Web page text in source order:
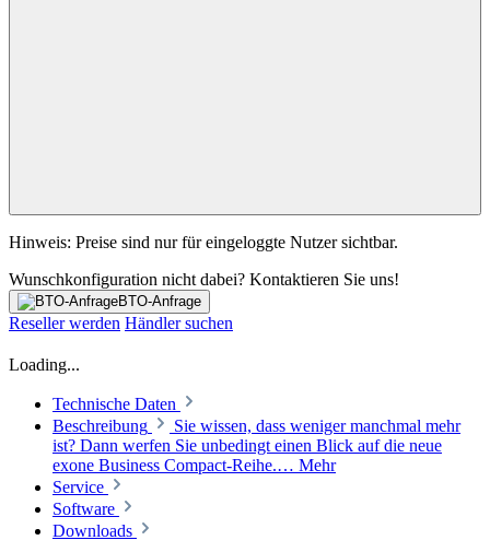
Hinweis: Preise sind nur für eingeloggte Nutzer sichtbar.
Wunschkonfiguration nicht dabei? Kontaktieren Sie uns!
BTO-Anfrage
Reseller werden Händler suchen
Loading...
Technische Daten
Beschreibung
Sie wissen, dass weniger manchmal mehr
ist? Dann werfen Sie unbedingt einen Blick auf die neue
exone Business Compact-Reihe.… Mehr
Service
Software
Downloads